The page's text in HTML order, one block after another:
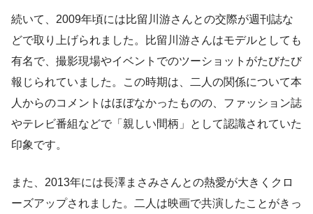
続いて、2009年頃には比留川游さんとの交際が週刊誌な
どで取り上げられました。比留川游さんはモデルとしても
有名で、撮影現場やイベントでのツーショットがたびたび
報じられていました。この時期は、二人の関係について本
人からのコメントはほぼなかったものの、ファッション誌
やテレビ番組などで「親しい間柄」として認識されていた
印象です。
また、2013年には長澤まさみさんとの熱愛が大きくクロ
ーズアップされました。二人は映画で共演したことがきっ